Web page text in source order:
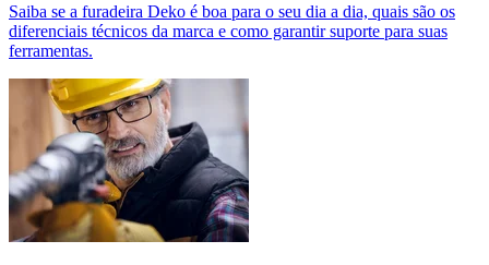
Saiba se a furadeira Deko é boa para o seu dia a dia, quais são os
diferenciais técnicos da marca e como garantir suporte para suas
ferramentas.